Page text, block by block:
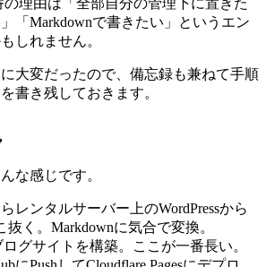
「Markdownで書きたい」というエン
しれません。
大変だったので、備忘録も兼ねて手順
書き残しておきます。
な感じです。
レンタルサーバー上のWordPressから
抜く。Markdownに気合で変換。
ログサイトを構築。ここが一番長い。